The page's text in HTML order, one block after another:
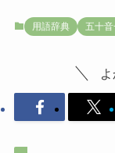
用語辞典 五十